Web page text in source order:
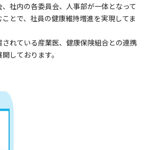
社内の各委員会、人事部が一体となって
とで、社員の健康維持増進を実現してま
れている産業医、健康保険組合との連携
しております。